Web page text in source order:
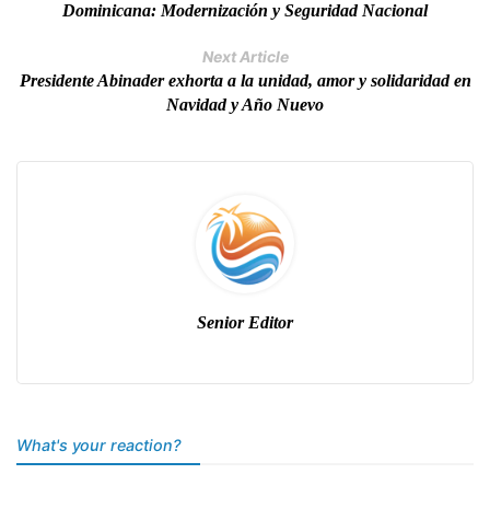
Dominicana: Modernización y Seguridad Nacional
Next Article
Presidente Abinader exhorta a la unidad, amor y solidaridad en
Navidad y Año Nuevo
Senior Editor
What's your reaction?